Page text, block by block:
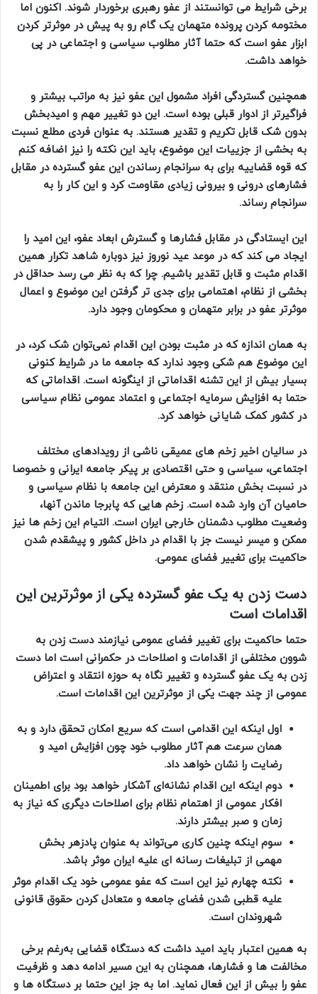
برخی شرایط می توانستند از عفو رهبری برخوردار شوند. اکنون اما
مختومه کردن پرونده متهمان یک گام رو به پیش در موثرتر کردن
ابزار عفو است که حتما آثار مطلوب سیاسی و اجتماعی در پی
خواهد داشت.
همچنین گستردگی افراد مشمول این عفو نیز به مراتب بیشتر و
فراگیرتر از ادوار قبلی بوده است. این دو تغییر مهم و امیدبخش
بدون شک قابل تکریم و تقدیر هستند. به عنوان فردی مطلع نسبت
به بخشی از جزییات این موضوع، باید این نکته را نیز اضافه کنم
که قوه قضاییه برای به سرانجام رساندن این عفو گسترده در مقابل
فشارهای درونی و بیرونی زیادی مقاومت کرد و این کار را به
سرانجام رساند.
این ایستادگی در مقابل فشارها و گسترش ابعاد عفو، این امید را
ایجاد می کند که در موعد عید نوروز نیز دوباره شاهد تکرار همین
اقدام مثبت و قابل تقدیر باشیم. چرا که به نظر می رسد حداقل در
بخشی از نظام، اهتمامی برای جدی تر گرفتن این موضوع و اعمال
موثرتر عفو در برابر متهمان و محکومان وجود دارد.
به همان اندازه که در مثبت بودن این اقدام نمی‌توان شک کرد، در
این موضوع هم شکی وجود ندارد که جامعه ما در شرایط کنونی
بسیار بیش از این تشنه اقداماتی از اینگونه است. اقداماتی که
حتما به افزایش سرمایه اجتماعی و اعتماد عمومی نظام سیاسی
در کشور کمک شایانی خواهد کرد.
در سالیان اخیر زخم های عمیقی ناشی از رویدادهای مختلف
اجتماعی، سیاسی و حتی اقتصادی بر پیکر جامعه ایرانی و خصوصا
در نسبت بخش منتقد و معترض این جامعه با نظام سیاسی و
حامیان آن وارد شده است. زخم هایی که پابرجا ماندن آنها،
وضعیت مطلوب دشمنان خارجی ایران است. التیام این زخم ها نیز
ممکن و میسر نیست جز با اقدام در داخل کشور و پیشقدم شدن
حاکمیت برای تغییر فضای عمومی.
دست زدن به یک عفو گسترده یکی از موثرترین این
اقدامات است
حتما حاکمیت برای تغییر فضای عمومی نیازمند دست زدن به
شوون مختلفی از اقدامات و اصلاحات در حکمرانی است اما دست
زدن به یک عفو گسترده و تغییر نگاه به حوزه انتقاد و اعتراض
عمومی از چند جهت یکی از موثرترین این اقدامات است.
اول اینکه این اقدامی است که سریع امکان تحقق دارد و به
همان سرعت هم آثار مطلوب خود چون افزایش امید و
رضایت را نشان خواهد داد.
دوم اینکه این اقدام نشانه‌ای آشکار خواهد بود برای اطمینان
افکار عمومی از اهتمام نظام برای اصلاحات دیگری که نیاز به
زمان و صبر بیشتر دارند.
سوم اینکه چنین کاری می‌تواند به عنوان پادزهر بخش
مهمی از تبلیغات رسانه ای علیه ایران موثر باشد.
نکته چهارم نیز این است که عفو عمومی خود یک اقدام موثر
علیه قطبی شدن فضای جامعه و متعادل کردن حقوق قانونی
شهروندان است.
به همین اعتبار باید امید داشت که دستگاه قضایی به‌رغم برخی
مخالفت ها و فشارها، همچنان به این مسیر ادامه دهد و ظرفیت
عفو را بیش از این فعال نماید. اما به جز این حتما بر دستگاه ها و